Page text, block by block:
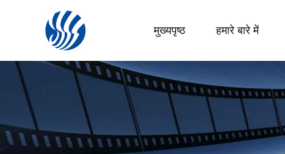
मुख्यपृष्ठ हमारे बारे में